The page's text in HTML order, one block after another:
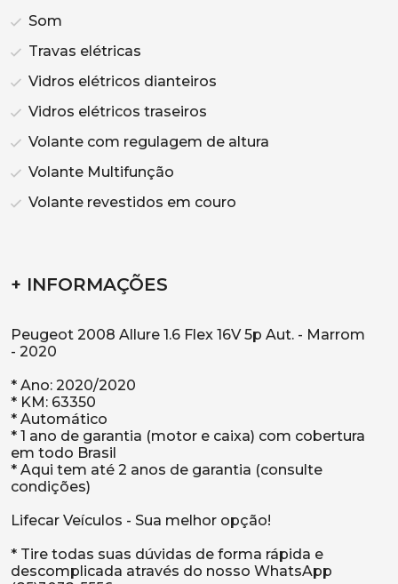
Som
Travas elétricas
Vidros elétricos dianteiros
Vidros elétricos traseiros
Volante com regulagem de altura
Volante Multifunção
Volante revestidos em couro
+ INFORMAÇÕES
Peugeot 2008 Allure 1.6 Flex 16V 5p Aut. - Marrom
- 2020
* Ano: 2020/2020
* KM: 63350
* Automático
* 1 ano de garantia (motor e caixa) com cobertura
em todo Brasil
* Aqui tem até 2 anos de garantia (consulte
condições)
Lifecar Veículos - Sua melhor opção!
* Tire todas suas dúvidas de forma rápida e
descomplicada através do nosso WhatsApp